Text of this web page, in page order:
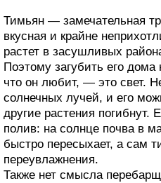
Тимьян — замечательная
вкусная и крайне
растет в засушливых
Поэтому загубить его
что он любит, — это свет.
солнечных лучей, и его
другие растения
полив: на солнце почва в
быстро пересыхает, а сам
переувлажнения.
Также нет смысла